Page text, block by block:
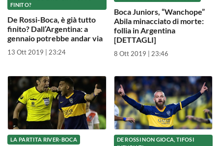
FINITO?
De Rossi-Boca, è già tutto
finito? Dall’Argentina: a
gennaio potrebbe andar via
13 Ott 2019 | 23:24
Boca Juniors, “Wanchope”
Abila minacciato di morte:
follia in Argentina
[DETTAGLI]
8 Ott 2019 | 23:46
LA PARTITA RIVER-BOCA
DE ROSSI NON GIOCA, TIFOSI